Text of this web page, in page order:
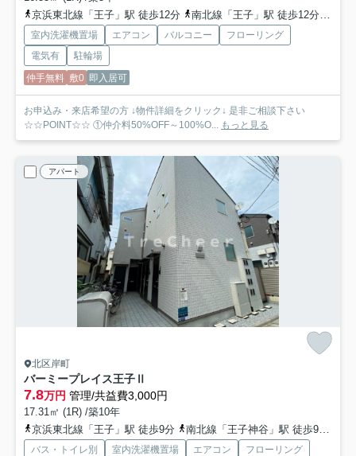
京浜東北線「王子」駅 徒歩12分
南北線「王子」駅 徒歩12分
室内洗濯機置場 エアコン バルコニー
フローリング
電気有
駐輪場
仲手無料 敷0 即入居可
お申込み・来店希望の方 ↓物件詳細をクリック↓ 是非ご相談下さい
☆☆POINT☆☆ ①仲介料50%OFF～100%O... もっと見る
アパート
北区岸町
バーミープレイス王子Ⅱ
7.8万円 管理/共益費3,000円
17.31㎡ (1R) /築10年
京浜東北線「王子」駅 徒歩9分
南北線「王子神谷」駅 徒歩9分
バス・トイレ別 室内洗濯機置場 エアコン
フローリング